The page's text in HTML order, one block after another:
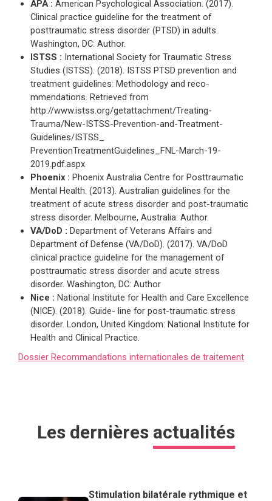
APA : American Psychological Association. (2017).
Clinical practice guideline for the treatment of
posttraumatic stress disorder (PTSD) in adults
Washington, DC: Author.
ISTSS : International Society for Traumatic Stress
Studies (ISTSS). (2018). ISTSS PTSD prevention and
treatment guidelines: Methodology and reco-
mmendations . Retrieved from
http://www.istss.org/getattachment/Treating-
Trauma/New-ISTSS-Prevention-and-Treatment-
Guidelines/ISTSS_
PreventionTreatmentGuidelines_FNL-March-19-
2019.pdf.aspx
Phoenix : Phoenix Australia Centre for Posttraumatic
Mental Health. (2013). Australian guidelines for the
treatment of acute stress disorder and post-traumatic
stress disorder. Melbourne, Australia: Author.
VA/DoD : Department of Veterans Affairs and
Department of Defense (VA/DoD). (2017). VA/DoD
clinical practice guideline for the management of
posttraumatic stress disorder and acute stress
disorder. Washington, DC: Author
Nice : National Institute for Health and Care Excellence
(NICE). (2018). Guide- line for post-traumatic stress
disorder. London, United Kingdom: National Institute for
Health and Clinical Practice.
Dossier Recommandations internationales de traitement
Les dernières actualités
Stimulation bilatérale rythmique et